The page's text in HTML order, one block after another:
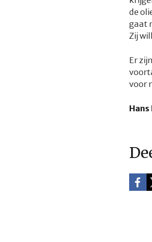
de
gaat
Zij
Er
voor
Hans